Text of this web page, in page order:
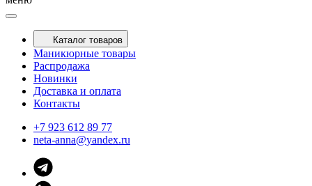
Каталог товаров
Маникюрные товары
Распродажа
Новинки
Доставка и оплата
Контакты
+7 923 612 89 77
neta-anna@yandex.ru